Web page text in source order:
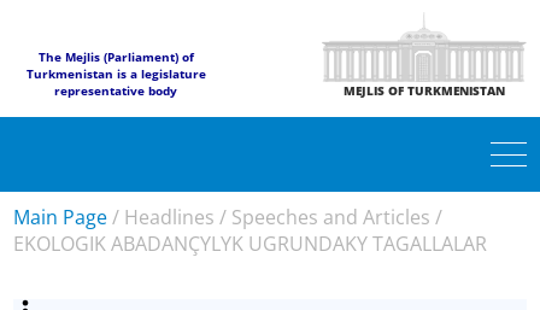
The Mejlis (Parliament) of
Turkmenistan is a legislature
representative body
MEJLIS OF TURKMENISTAN
Main Page/ Headlines / Speeches and Articles /
EKOLOGIK ABADANÇYLYK UGRUNDAKY TAGALLALAR